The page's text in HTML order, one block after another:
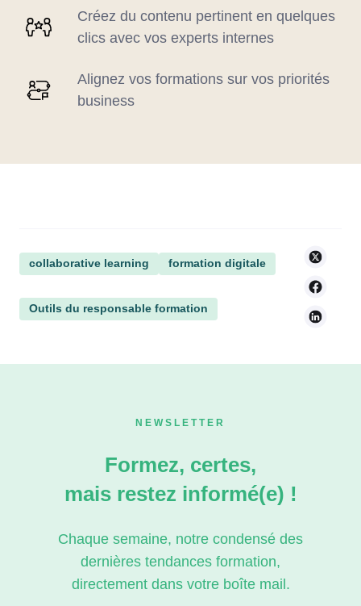
Créez du contenu pertinent en quelques
clics avec vos experts internes
Alignez vos formations sur vos priorités
business
collaborative learning formation digitale
Outils du responsable formation
NEWSLETTER
Formez, certes,
mais restez informé(e) !
Chaque semaine, notre condensé des
dernières tendances formation,
directement dans votre boîte mail.